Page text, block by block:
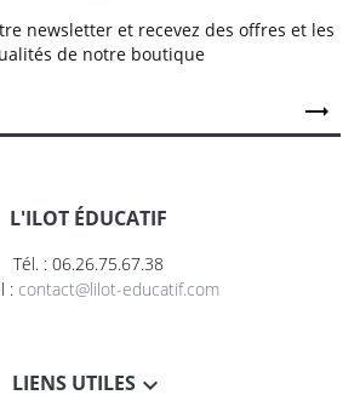
L'ILOT ÉDUCATIF
Tél. : 06.26.75.67.38
: contact@lilot-educatif.com
LIENS UTILES
newsletter et recevez des offres et les
de notre boutique